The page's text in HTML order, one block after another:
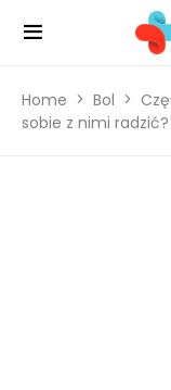
Home Bol
sobie z nimi radzić?